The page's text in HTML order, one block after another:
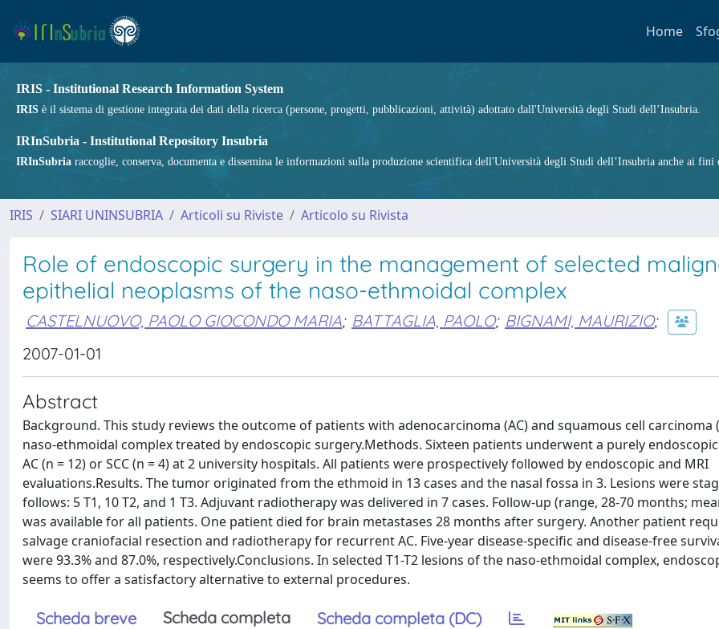
Home
IRIS - Institutional Research Information System
IRIS è il sistema di gestione integrata dei dati della ricerca (persone, progetti, pubblicazioni, attività) adottato dall'Università degli Studi dell’Insubria.
IRInSubria - Institutional Repository Insubria
IRInSubria raccoglie, conserva, documenta e dissemina le informazioni sulla produzione scientifica dell'Università degli Studi dell’Insubria anche ai fini
IRIS SIARI UNINSUBRIA Articoli su Riviste Articolo su Rivista
Role of endoscopic surgery in the management of selected
epithelial neoplasms of the naso-ethmoidal complex
CASTELNUOVO, PAOLO GIOCONDO MARIA; BATTAGLIA, PAOLO; BIGNAMI, MAURIZIO;
2007-01-01
Abstract
Background. This study reviews the outcome of patients with adenocarcinoma (AC) and squamous cell carcinoma
naso-ethmoidal complex treated by endoscopic surgery.Methods. Sixteen patients underwent a purely
AC (n = 12) or SCC (n = 4) at 2 university hospitals. All patients were prospectively followed by endoscopic and MRI
evaluations.Results. The tumor originated from the ethmoid in 13 cases and the nasal fossa in 3. Lesions were
follows: 5 T1, 10 T2, and 1 T3. Adjuvant radiotherapy was delivered in 7 cases. Follow-up (range, 28-70 months;
was available for all patients. One patient died for brain metastases 28 months after surgery. Another patient
salvage craniofacial resection and radiotherapy for recurrent AC. Five-year disease-specific and disease-free
were 93.3% and 87.0%, respectively.Conclusions. In selected T1-T2 lesions of the naso-ethmoidal complex,
seems to offer a satisfactory alternative to external procedures.
Scheda breve Scheda completa Scheda completa (DC)